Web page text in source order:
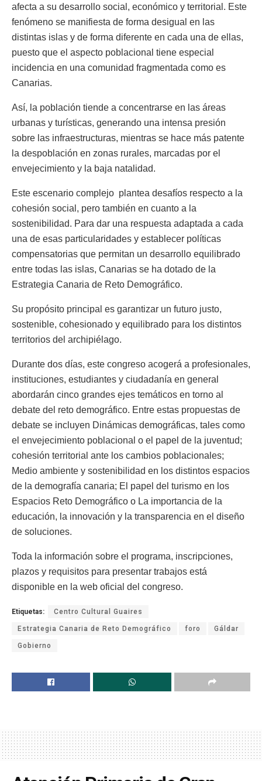
afecta a su desarrollo social, económico y territorial. Este
fenómeno se manifiesta de forma desigual en las
distintas islas y de forma diferente en cada una de ellas,
puesto que el aspecto poblacional tiene especial
incidencia en una comunidad fragmentada como es
Canarias.
Así, la población tiende a concentrarse en las áreas
urbanas y turísticas, generando una intensa presión
sobre las infraestructuras, mientras se hace más patente
la despoblación en zonas rurales, marcadas por el
envejecimiento y la baja natalidad.
Este escenario complejo plantea desafíos respecto a la
cohesión social, pero también en cuanto a la
sostenibilidad. Para dar una respuesta adaptada a cada
una de esas particularidades y establecer políticas
compensatorias que permitan un desarrollo equilibrado
entre todas las islas, Canarias se ha dotado de la
Estrategia Canaria de Reto Demográfico.
Su propósito principal es garantizar un futuro justo,
sostenible, cohesionado y equilibrado para los distintos
territorios del archipiélago.
Durante dos días, este congreso acogerá a profesionales,
instituciones, estudiantes y ciudadanía en general
abordarán cinco grandes ejes temáticos en torno al
debate del reto demográfico. Entre estas propuestas de
debate se incluyen Dinámicas demográficas, tales como
el envejecimiento poblacional o el papel de la juventud;
cohesión territorial ante los cambios poblacionales;
Medio ambiente y sostenibilidad en los distintos espacios
de la demografía canaria; El papel del turismo en los
Espacios Reto Demográfico o La importancia de la
educación, la innovación y la transparencia en el diseño
de soluciones.
Toda la información sobre el programa, inscripciones,
plazos y requisitos para presentar trabajos está
disponible en la web oficial del congreso.
Etiquetas: Centro Cultural Guaires
Estrategia Canaria de Reto Demográfico foro Gáldar
Gobierno